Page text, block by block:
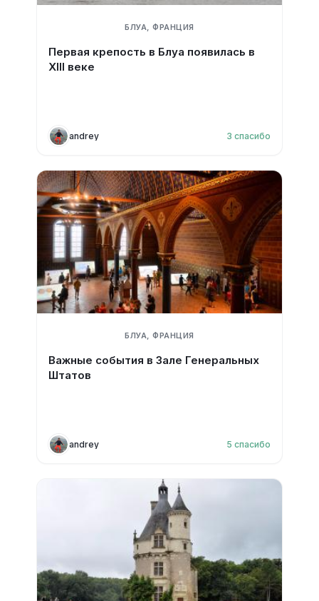
БЛУА, ФРАНЦИЯ
Первая крепость в Блуа появилась в
XIII веке
andrey 3 спасибо
БЛУА, ФРАНЦИЯ
Важные события в Зале Генеральных
Штатов
andrey 5 спасибо